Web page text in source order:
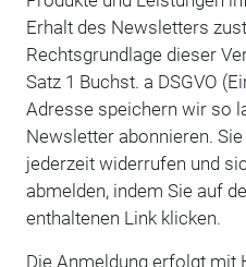
Erhalt des Newsletters
Rechtsgrundlage dieser
Satz 1 Buchst. a DSGVO
Adresse speichern wir so
Newsletter abonnieren.
jederzeit widerrufen und
abmelden, indem Sie auf
enthaltenen Link klicken.
Die Anmeldung erfolgt mit